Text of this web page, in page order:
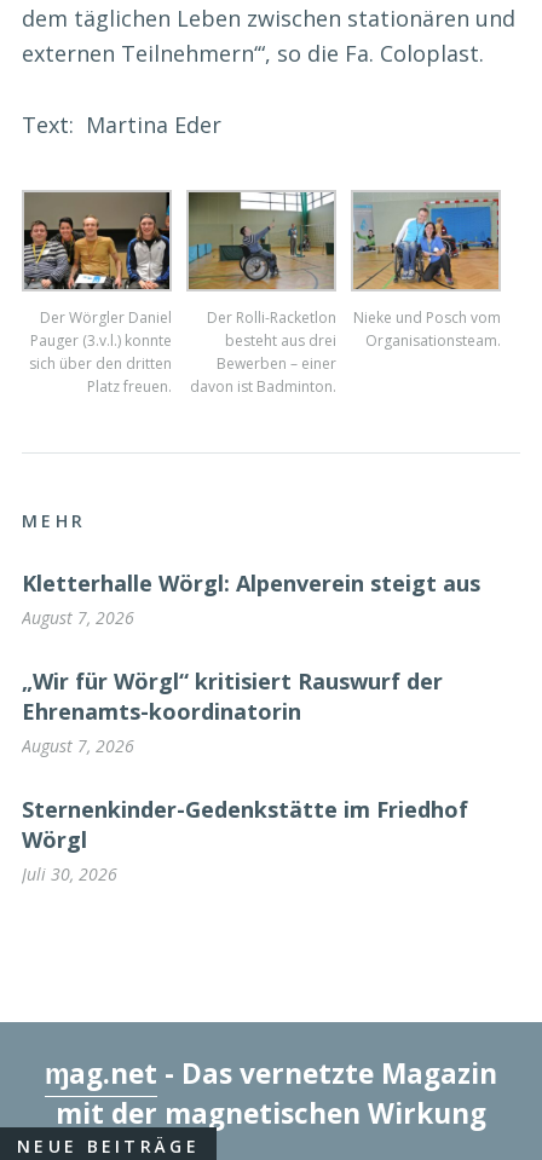
dem täglichen Leben zwischen stationären und
externen Teilnehmern‘“, so die Fa. Coloplast.
Text: Martina Eder
Der Wörgler Daniel
Pauger (3.v.l.) konnte
sich über den dritten
Platz freuen.
Der Rolli-Racketlon
besteht aus drei
Bewerben – einer
davon ist Badminton.
Nieke und Posch vom
Organisationsteam.
MEHR
Kletterhalle Wörgl: Alpenverein steigt aus
August 7, 2026
„Wir für Wörgl“ kritisiert Rauswurf der
Ehrenamts-koordinatorin
August 7, 2026
Sternenkinder-Gedenkstätte im Friedhof
Wörgl
Juli 30, 2026
ɱag.net - Das vernetzte Magazin
mit der magnetischen Wirkung
NEUE BEITRÄGE